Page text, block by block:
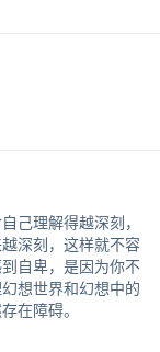
己理解得越深刻，
深刻，这样就不容
自卑，是因为你不
想世界和幻想中的
在障碍。